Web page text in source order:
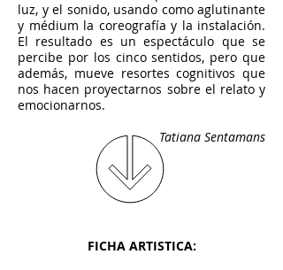
luz, y el sonido, usando como aglutinante
y médium la coreografía y la instalación.
El resultado es un espectáculo que se
percibe por los cinco sentidos, pero que
además, mueve resortes cognitivos que
nos hacen proyectarnos sobre el relato y
emocionarnos.
Tatiana Sentamans
FICHA ARTISTICA: